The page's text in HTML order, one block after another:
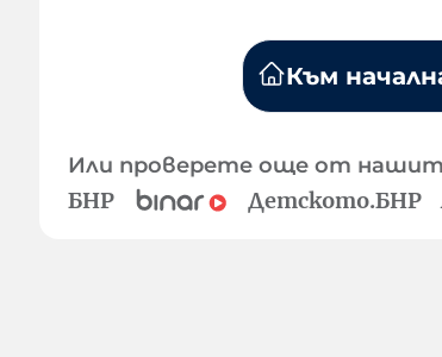
Към
Или проверете още от
БНР Детското.БНР